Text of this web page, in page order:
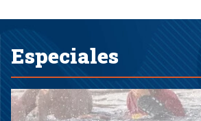
Especiales